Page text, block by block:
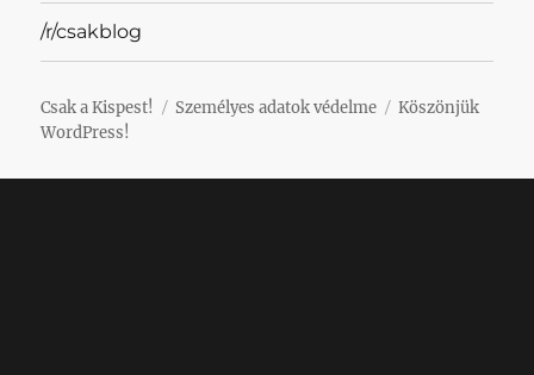
/r/csakblog
Csak a Kispest! Személyes adatok védelme
Köszönjük
WordPress!